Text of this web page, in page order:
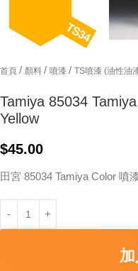
首頁 / 顏料 / 噴漆 / TS噴漆 (油性油
Tamiya 85034
Yellow
$45.00
田宮 85034 Tamiya Color 噴